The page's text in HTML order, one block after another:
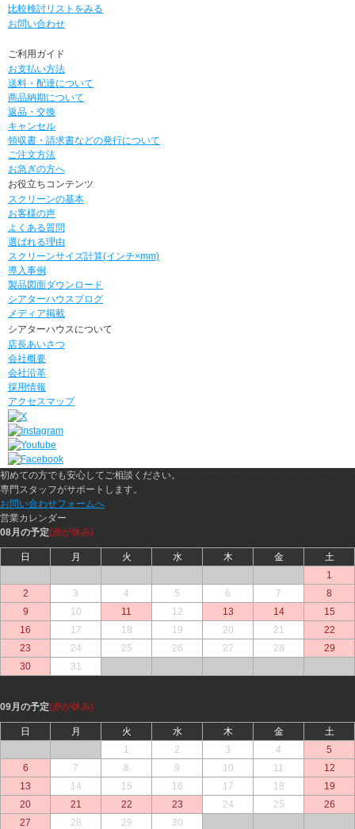
比較検討リストをみる
お問い合わせ
ご利用ガイド
お支払い方法
送料・配達について
商品納期について
返品・交換
キャンセル
領収書・請求書などの発行について
ご注文方法
お急ぎの方へ
お役立ちコンテンツ
スクリーンの基本
お客様の声
よくある質問
選ばれる理由
スクリーンサイズ計算(インチ×mm)
導入事例
製品図面ダウンロード
シアターハウスブログ
メディア掲載
シアターハウスについて
店長あいさつ
会社概要
会社沿革
採用情報
アクセスマップ
初めての方でも安心してご相談ください。
専門スタッフがサポートします。
お問い合わせフォームへ
営業カレンダー
08月の予定(赤が休み)
日 月 火 水 木 金
土
1
2
3 4 5 6 7
8
9
10 11 12 13 14
15
16
17 18 19 20 21
22
23
24 25 26 27 28
29
30
31
09月の予定(赤が休み)
日 月 火 水 木 金
土
1 2 3 4
5
6
7 8 9 10 11
12
13
14 15 16 17 18
19
20
21 22 23 24 25
26
27
28 29 30